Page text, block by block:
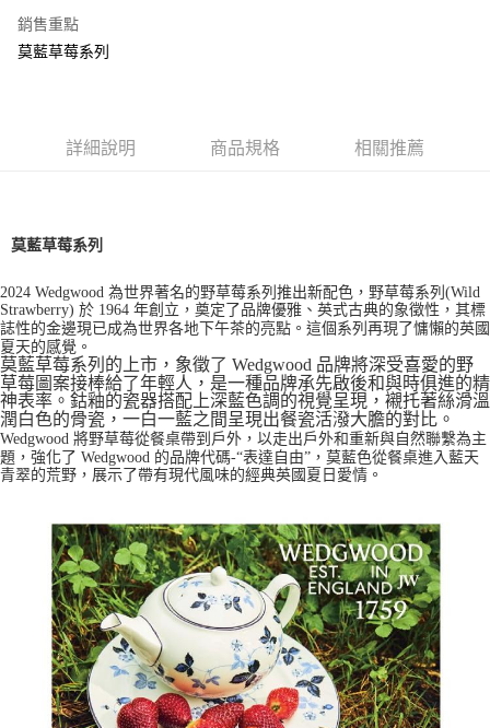
元大商業銀行
台新國際商業銀行
運送方式
銷售重點
莫藍草莓系列
詳細說明 商品規格 相關推薦
莫藍草莓系列
2024 Wedgwood 為世界著名的野草莓系列推出新配色，野草莓系列(Wild
Strawberry) 於 1964 年創立，奠定了品牌優雅、英式古典的象徵性，其標
誌性的金邊現已成為世界各地下午茶的亮點。這個系列再現了慵懶的英國
夏天的感覺。
莫藍草莓系列的上市，象徵了 Wedgwood 品牌將深受喜愛的野
草莓圖案接棒給了年輕人，是一種品牌承先啟後和與時俱進的精
神表率。鈷釉的瓷器搭配上深藍色調的視覺呈現，襯托著絲滑溫
潤白色的骨瓷，一白一藍之間呈現出餐瓷活潑大膽的對比。
Wedgwood 將野草莓從餐桌帶到戶外，以走出戶外和重新與自然聯繫為主
題，強化了 Wedgwood 的品牌代碼-“表達自由”，莫藍色從餐桌進入藍天
青翠的荒野，展示了帶有現代風味的經典英國夏日愛情。